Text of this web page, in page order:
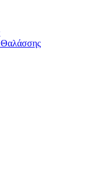
Θαλάσσης